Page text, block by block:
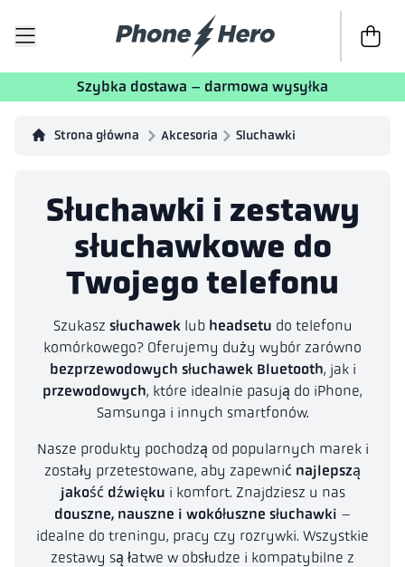
Do kasy
Szybka dostawa – darmowa wysyłka
Strona główna Akcesoria Sluchawki
Słuchawki i zestawy
słuchawkowe do
Twojego telefonu
Szukasz słuchaweklub headsetu do telefonu
komórkowego? Oferujemy duży wybór zarówno
bezprzewodowych słuchawek Bluetooth, jak i
przewodowych, które idealnie pasują do iPhone,
Samsunga i innych smartfonów.
Nasze produkty pochodzą od popularnych marek i
zostały przetestowane, aby zapewnić najlepszą
jakość dźwięku i komfort. Znajdziesz u nas
douszne, nauszne i wokółuszne słuchawki –
idealne do treningu, pracy czy rozrywki. Wszystkie
zestawy są łatwe w obsłudze i kompatybilne z